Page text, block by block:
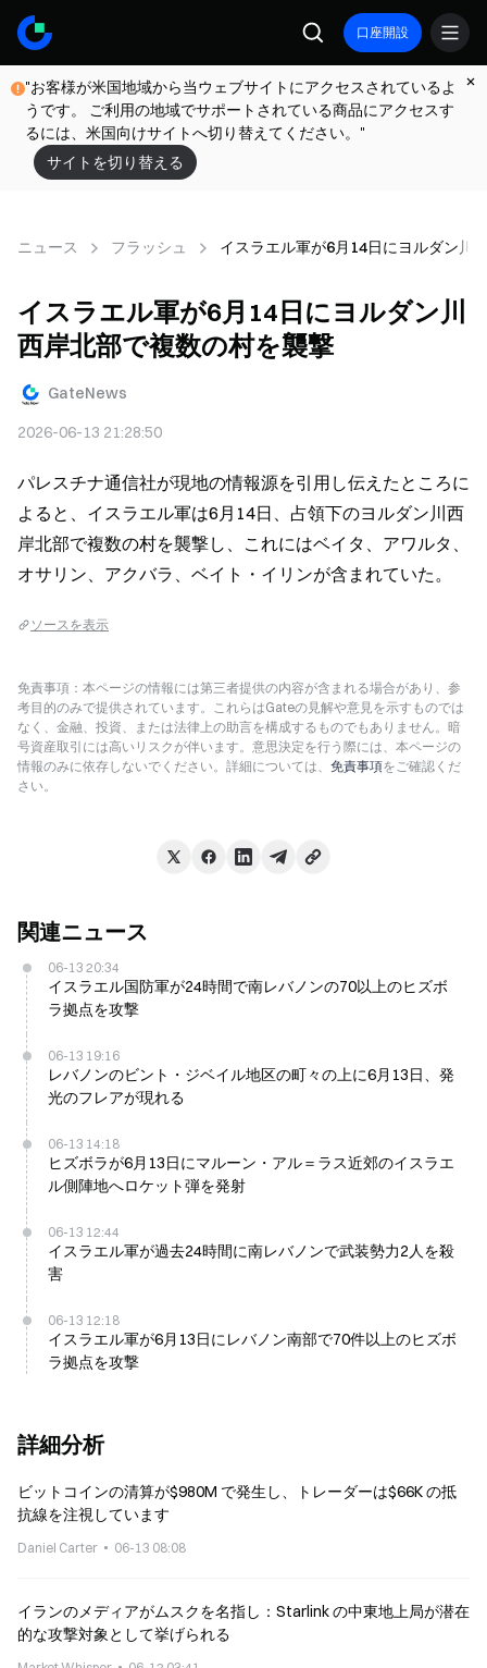
口座開設
"お客様が米国地域から当ウェブサイトにアクセスされているよ
うです。 ご利用の地域でサポートされている商品にアクセスす
るには、米国向けサイトへ切り替えてください。"
サイトを切り替える
ニュース フラッシュ イスラエル軍が6月14日にヨルダン川
イスラエル軍が6月14日にヨルダン川
西岸北部で複数の村を襲撃
GateNews
2026-06-13 21:28:50
パレスチナ通信社が現地の情報源を引用し伝えたところに
よると、イスラエル軍は6月14日、占領下のヨルダン川西
岸北部で複数の村を襲撃し、これにはベイタ、アワルタ、
オサリン、アクバラ、ベイト・イリンが含まれていた。
ソースを表示
免責事項：本ページの情報には第三者提供の内容が含まれる場合があり、参
考目的のみで提供されています。これらはGateの見解や意見を示すものでは
なく、金融、投資、または法律上の助言を構成するものでもありません。暗
号資産取引には高いリスクが伴います。意思決定を行う際には、本ページの
情報のみに依存しないでください。詳細については、 免責事項をご確認くだ
さい。
関連ニュース
06-13 20:34
イスラエル国防軍が24時間で南レバノンの70以上のヒズボ
ラ拠点を攻撃
06-13 19:16
レバノンのビント・ジベイル地区の町々の上に6月13日、発
光のフレアが現れる
06-13 14:18
ヒズボラが6月13日にマルーン・アル＝ラス近郊のイスラエ
ル側陣地へロケット弾を発射
06-13 12:44
イスラエル軍が過去24時間に南レバノンで武装勢力2人を殺
害
06-13 12:18
イスラエル軍が6月13日にレバノン南部で70件以上のヒズボ
ラ拠点を攻撃
詳細分析
ビットコインの清算が$980M で発生し、トレーダーは$66K の抵
抗線を注視しています
Daniel Carter 06-13 08:08
イランのメディアがムスクを名指し：Starlink の中東地上局が潜在
的な攻撃対象として挙げられる